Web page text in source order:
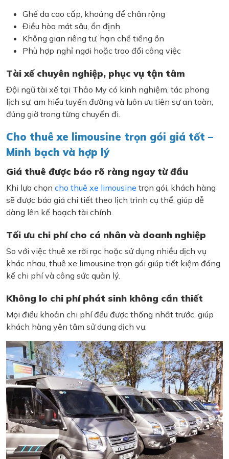
Ghế da cao cấp, khoảng để chân rộng
Điều hòa mát sâu, ổn định
Không gian riêng tư, hạn chế tiếng ồn
Phù hợp nghỉ ngơi hoặc trao đổi công việc
Tài xế chuyên nghiệp, phục vụ tận tâm
Đội ngũ tài xế tại Thảo My có kinh nghiệm, tác phong
lịch sự, am hiểu tuyến đường và luôn ưu tiên sự an toàn,
đúng giờ trong từng chuyến đi.
Cho thuê xe limousine trọn gói giá tốt –
Minh bạch và hợp lý
Giá thuê được báo rõ ràng ngay từ đầu
Khi lựa chọn cho thuê xe limousine trọn gói, khách hàng
sẽ được báo giá chi tiết theo lịch trình cụ thể, giúp dễ
dàng lên kế hoạch tài chính.
Tối ưu chi phí cho cá nhân và doanh nghiệp
So với việc thuê xe rời rạc hoặc sử dụng nhiều dịch vụ
khác nhau, thuê xe limousine trọn gói giúp tiết kiệm đáng
kể chi phí và công sức quản lý.
Không lo chi phí phát sinh không cần thiết
Mọi điều khoản chi phí đều được thống nhất trước, giúp
khách hàng yên tâm sử dụng dịch vụ.